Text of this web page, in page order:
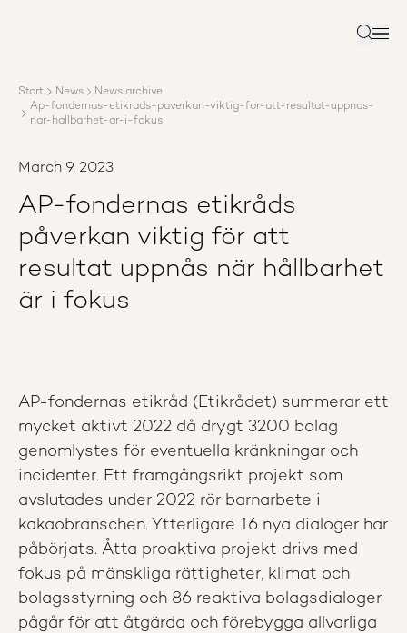
Reports
News
Search
Start News
News archive
Ap-fondernas-etikrads-paverkan-viktig-for-att-resultat-uppnas-
nar-hallbarhet-ar-i-fokus
March 9, 2023
AP-fondernas etikråds
påverkan viktig för att
resultat uppnås när hållbarhet
är i fokus
AP-fondernas etikråd (Etikrådet) summerar ett
mycket aktivt 2022 då drygt 3200 bolag
genomlystes för eventuella kränkningar och
incidenter. Ett framgångsrikt projekt som
avslutades under 2022 rör barnarbete i
kakaobranschen. Ytterligare 16 nya dialoger har
påbörjats. Åtta proaktiva projekt drivs med
fokus på mänskliga rättigheter, klimat och
bolagsstyrning och 86 reaktiva bolagsdialoger
pågår för att åtgärda och förebygga allvarliga